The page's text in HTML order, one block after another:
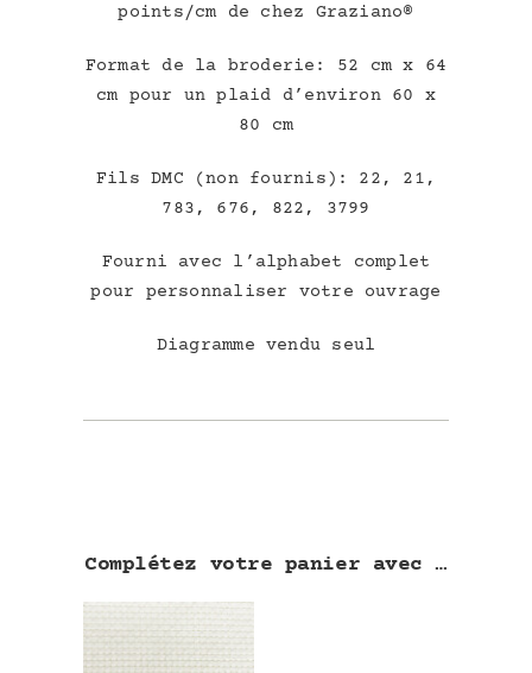
points/cm de chez Graziano®
Format de la broderie: 52 cm x 64
cm pour un plaid d’environ 60 x
80 cm
Fils DMC (non fournis): 22, 21,
783, 676, 822, 3799
Fourni avec l’alphabet complet
pour personnaliser votre ouvrage
Diagramme vendu seul
Complétez votre panier avec …